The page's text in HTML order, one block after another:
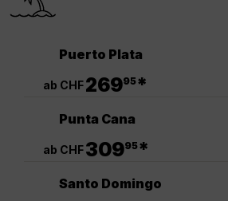
Puerto Plata
ab CHF26995*
Punta Cana
ab CHF30995*
Santo Domingo